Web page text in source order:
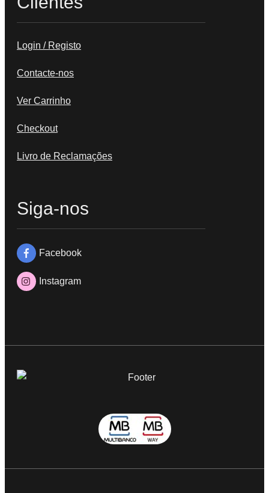
Login / Registo
Contacte-nos
Ver Carrinho
Checkout
Livro de Reclamações
Siga-nos
Facebook
Instagram